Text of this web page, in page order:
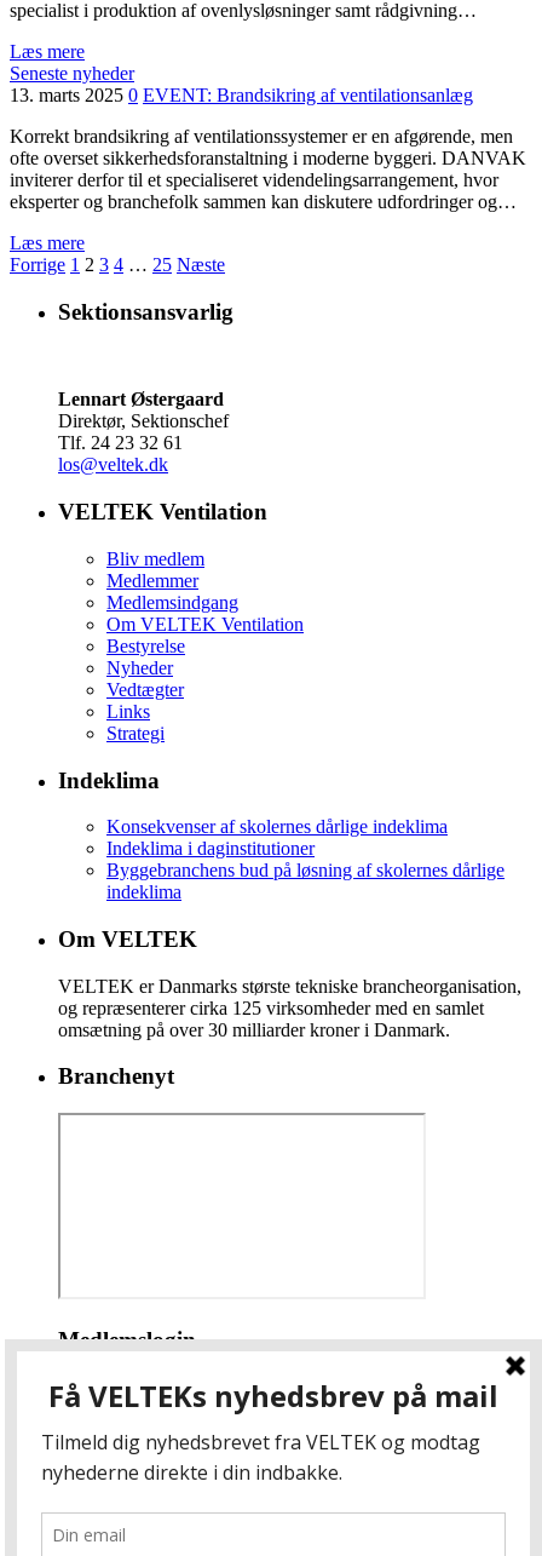
specialist i produktion af ovenlysløsninger samt rådgivning…
Læs mere
Seneste nyheder
13. marts 2025 0 EVENT: Brandsikring af ventilationsanlæg
Korrekt brandsikring af ventilationssystemer er en afgørende, men
ofte overset sikkerhedsforanstaltning i moderne byggeri. DANVAK
inviterer derfor til et specialiseret videndelingsarrangement, hvor
eksperter og branchefolk sammen kan diskutere udfordringer og…
Læs mere
Forrige 1 2 3 4 … 25 Næste
Sektionsansvarlig
Lennart Østergaard
Direktør, Sektionschef
Tlf. 24 23 32 61
los@veltek.dk
VELTEK Ventilation
Bliv medlem
Medlemmer
Medlemsindgang
Om VELTEK Ventilation
Bestyrelse
Nyheder
Vedtægter
Links
Strategi
Indeklima
Konsekvenser af skolernes dårlige indeklima
Indeklima i daginstitutioner
Byggebranchens bud på løsning af skolernes dårlige
indeklima
Om VELTEK
VELTEK er Danmarks største tekniske brancheorganisation,
og repræsenterer cirka 125 virksomheder med en samlet
omsætning på over 30 milliarder kroner i Danmark.
Branchenyt
Medlemslogin
Brugernavn eller e-mail
Adgangskode
Husk mig